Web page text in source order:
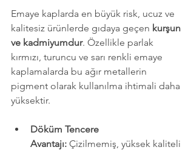
Emaye kaplarda en büyük risk, ucuz ve
kalitesiz ürünlerde gıdaya geçen kurşun
ve kadmiyumdur. Özellikle parlak
kırmızı, turuncu ve sarı renkli emaye
kaplamalarda bu ağır metallerin
pigment olarak kullanılma ihtimali daha
yüksektir.
Döküm Tencere
Avantajı: Çizilmemiş, yüksek kaliteli